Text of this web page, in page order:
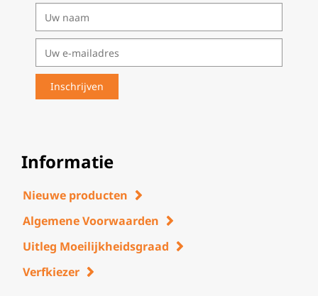
Informatie
Nieuwe producten
Algemene Voorwaarden
Uitleg Moeilijkheidsgraad
Verfkiezer